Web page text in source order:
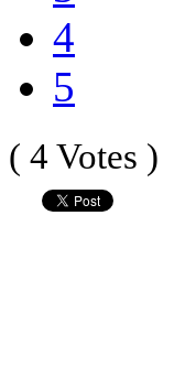
4
5
( 4 Votes )